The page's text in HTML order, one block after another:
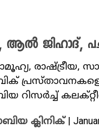
രാഷ്ട്രീയ,
ക്ലിനിക് |